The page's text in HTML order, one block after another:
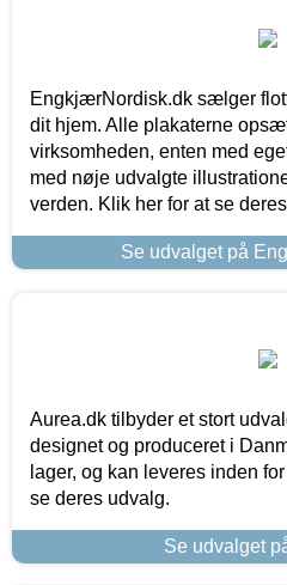
EngkjærNordisk.dk sælger
dit hjem. Alle plakaterne
virksomheden, enten med
med nøje udvalgte
verden. Klik her for at se
Se udvalget på
Aurea.dk tilbyder et stort
designet og produceret i
lager, og kan leveres inden
se deres udvalg.
Se udvalget